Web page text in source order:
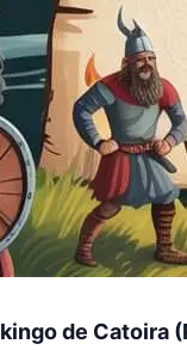
de Catoira